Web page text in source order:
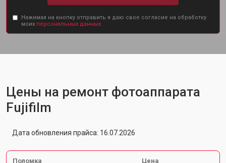
Нажимая на кнопку отправить я даю свое согласие на обработку
моих персональных данных.
Цены на ремонт фотоаппарата
Fujifilm
Дата обновления прайса: 16.07.2026
Поломка Цена